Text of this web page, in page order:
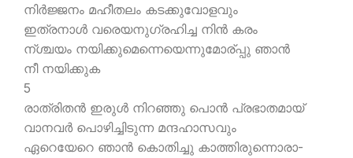
നിര്‍ജ്ജനം മഹീതലം കടക്കുവോളവും
ഇത്രനാള്‍ വരെയനുഗ്രഹിച്ച നിന്‍ കരം
ന്ശ്ചയം നയിക്കുമെന്നെയെന്നുമോര്പ്പു ഞാന്‍
നീ നയിക്കുക
5
രാത്രിതന്‍ ഇരുള്‍ നിറഞ്ഞു പൊന്‍ പ്രഭാതമായ്
വാനവര്‍ പൊഴിച്ചിടുന്ന മന്ദഹാസവും
ഏറെയേറെ ഞാന്‍ കൊതിച്ചു കാത്തിരുന്നൊരാ-